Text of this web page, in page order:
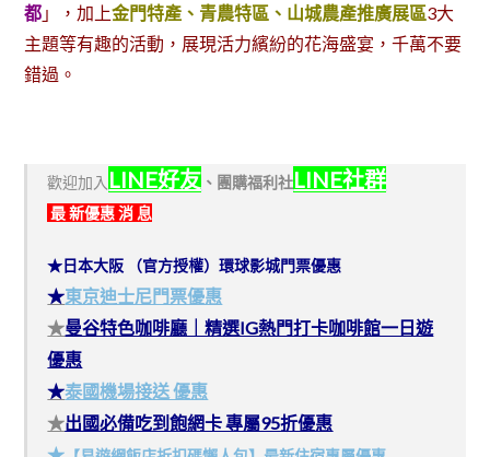
都 」，加上金門特產、青農特區、山城農產推廣展區3大
主題等有趣的活動，展現活力繽紛的花海盛宴，千萬不要
錯過。
歡迎加入 LINE好友 、 團購福利社LINE社群
最 新優惠 消 息
★日本大阪 （官方授權）環球影城門票優惠
★東京迪士尼門票優惠
★曼谷特色咖啡廳｜精選IG熱門打卡咖啡館一日遊
優惠
★泰國機場接送 優惠
★出國必備吃到飽網卡 專屬95折優惠